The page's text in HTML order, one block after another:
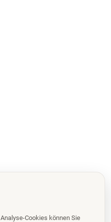
Cookies können Sie